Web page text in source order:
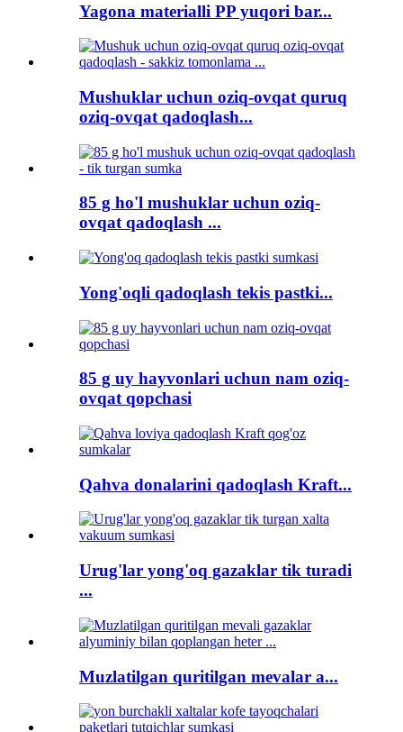
Yagona materialli PP yuqori bar...
Mushuklar uchun oziq-ovqat quruq
oziq-ovqat qadoqlash...
85 g ho'l mushuklar uchun oziq-
ovqat qadoqlash ...
Yong'oqli qadoqlash tekis pastki...
85 g uy hayvonlari uchun nam oziq-
ovqat qopchasi
Qahva donalarini qadoqlash Kraft...
Urug'lar yong'oq gazaklar tik turadi
...
Muzlatilgan quritilgan mevalar a...